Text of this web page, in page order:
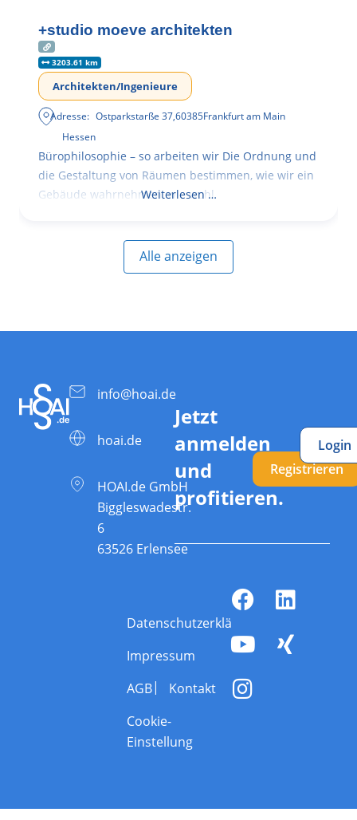
+studio moeve architekten
3203.61 km
Architekten/Ingenieure
Adresse: Ostparkstarße 37,60385Frankfurt am Main
Hessen
Bürophilosophie – so arbeiten wir Die Ordnung und
die Gestaltung von Räumen bestimmen, wie wir ein
Gebäude wahrnehmen, wie wohl
Weiterlesen …
Alle anzeigen
info@hoai.de
hoai.de
HOAI.de GmbH
Biggleswadestr.
6
63526 Erlensee
Jetzt
anmelden
und
profitieren.
Registrieren
Login
Datenschutzerklärung
Impressum
AGB
Kontakt
Cookie-
Einstellung